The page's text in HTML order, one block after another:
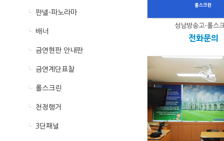
판넬-파노라마
배너
금연현판.안내판
금연계단표찰
롤스크린
천정행거
3단패널
성남방송고-롤스
전화문의